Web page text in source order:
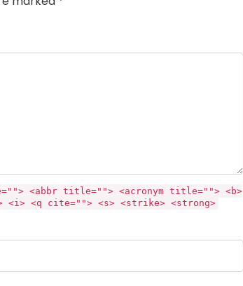
<abbr title=""> <acronym title=""> <b>
<i> <q cite=""> <s> <strike> <strong>